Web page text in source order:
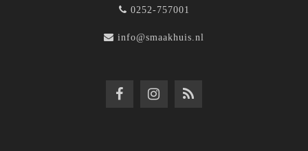
0252-757001
info@smaakhuis.nl